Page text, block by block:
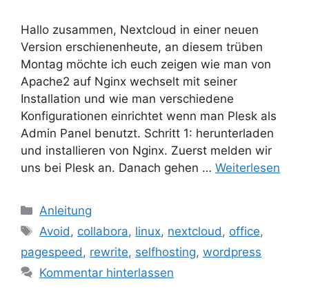
Hallo zusammen, Nextcloud in einer neuen
Version erschienenheute, an diesem trüben
Montag möchte ich euch zeigen wie man von
Apache2 auf Nginx wechselt mit seiner
Installation und wie man verschiedene
Konfigurationen einrichtet wenn man Plesk als
Admin Panel benutzt. Schritt 1: herunterladen
und installieren von Nginx. Zuerst melden wir
uns bei Plesk an. Danach gehen … Weiterlesen
Kategorien
Anleitung
Schlagwörter
Avoid , collabora, linux, nextcloud , office,
pagespeed , rewrite, selfhosting, wordpress
Kommentar hinterlassen